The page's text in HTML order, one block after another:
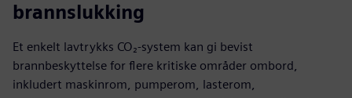
brannslukking
Et enkelt lavtrykks CO₂-system kan gi bevist
brannbeskyttelse for flere kritiske områder ombord,
inkludert maskinrom, pumperom, lasterom,